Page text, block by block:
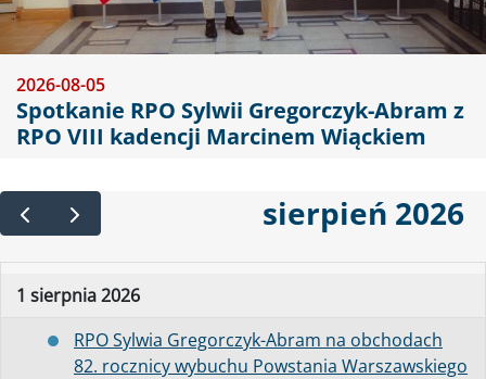
2026-08-05
Spotkanie RPO Sylwii Gregorczyk-Abram z
RPO VIII kadencji Marcinem Wiąckiem
sierpień 2026
1 sierpnia 2026
RPO Sylwia Gregorczyk-Abram na obchodach
82. rocznicy wybuchu Powstania Warszawskiego